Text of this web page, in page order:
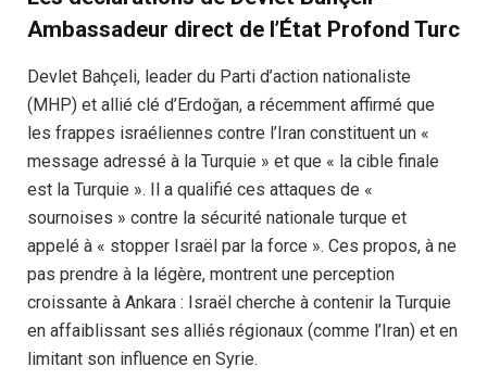
Ambassadeur direct de l’État Profond Turc
Devlet Bahçeli, leader du Parti d’action nationaliste
(MHP) et allié clé d’Erdoğan, a récemment affirmé que
les frappes israéliennes contre l’Iran constituent un «
message adressé à la Turquie » et que « la cible finale
est la Turquie ». Il a qualifié ces attaques de «
sournoises » contre la sécurité nationale turque et
appelé à « stopper Israël par la force ». Ces propos, à ne
pas prendre à la légère, montrent une perception
croissante à Ankara : Israël cherche à contenir la Turquie
en affaiblissant ses alliés régionaux (comme l’Iran) et en
limitant son influence en Syrie.